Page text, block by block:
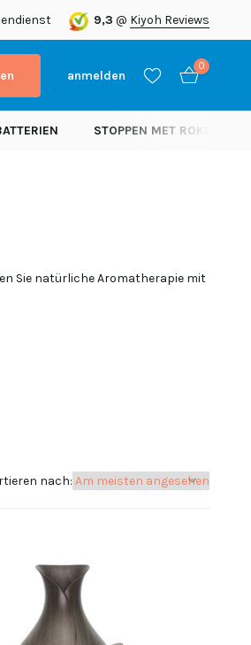
9,3 @ Kiyoh Reviews
anmelden
anlegen
0
STOPPEN MET ROKEN
Sie natürliche Aromatherapie mit
nach: